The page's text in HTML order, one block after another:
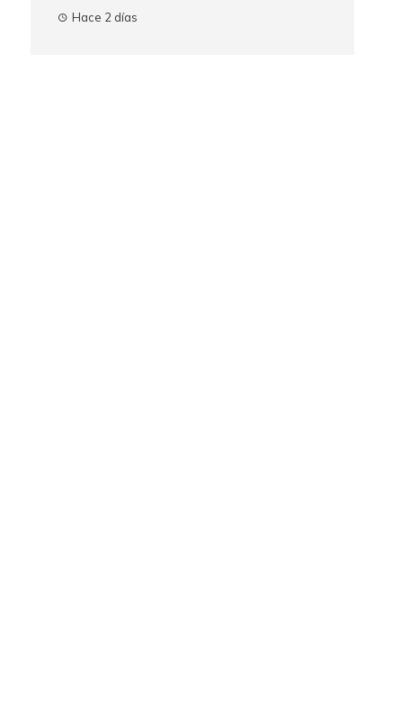
Hace 2 días